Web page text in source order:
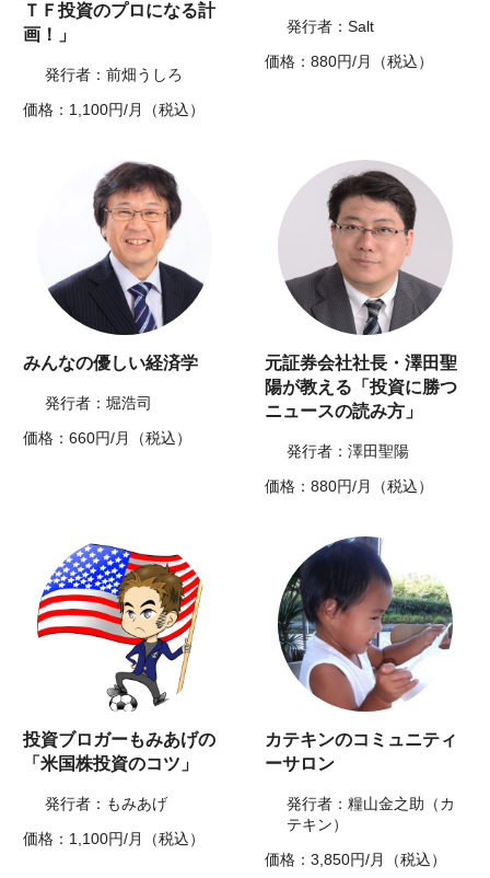
ＴＦ投資のプロになる計
画！」
発行者：前畑うしろ
価格：1,100円/月（税込）
発行者：Salt
価格：880円/月（税込）
みんなの優しい経済学
発行者：堀浩司
価格：660円/月（税込）
元証券会社社長・澤田聖
陽が教える「投資に勝つ
ニュースの読み方」
発行者：澤田聖陽
価格：880円/月（税込）
投資ブロガーもみあげの
「米国株投資のコツ」
発行者：もみあげ
価格：1,100円/月（税込）
カテキンのコミュニティ
ーサロン
発行者：糧山金之助（カ
テキン）
価格：3,850円/月（税込）